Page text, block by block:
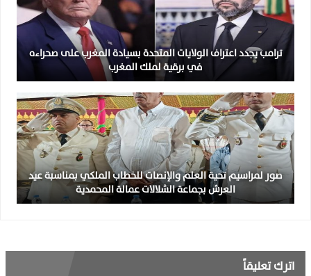
ترامب يجدد اعتراف الولايات المتحدة بسيادة المغرب على صحراءه
في برقية لملك المغرب
صور لمراسيم تحية العلم والإنصات للخطاب الملكي بمناسبة عيد
العرش بجماعة الشلالات عمالة المحمدية
اترك تعليقاً